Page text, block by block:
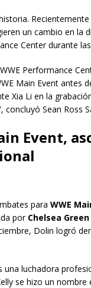
un cambio en la
Center durante
Performance
Main Event antes
Xia Li en la
Sean Ross
Event,
para WWE
por Chelsea Green
Dolin logró
una luchadora
se hizo un